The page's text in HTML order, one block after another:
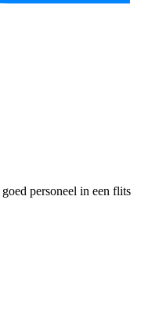
personeel in een flits